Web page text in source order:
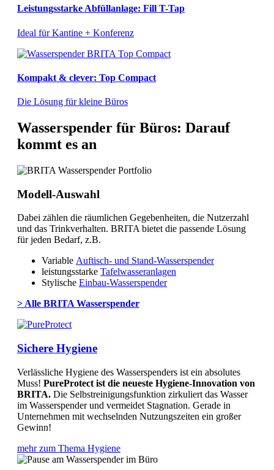
Leistungsstarke Abfüllanlage: Fill T-Tap
Ideal für Kantine + Konferenz
Kompakt & clever: Top Compact
Die Lösung für kleine Büros
Wasserspender für Büros: Darauf
kommt es an
Modell-Auswahl
Dabei zählen die räumlichen Gegebenheiten, die Nutzerzahl
und das Trinkverhalten. BRITA bietet die passende Lösung
für jeden Bedarf, z.B.
Variable Auftisch- und Stand-Wasserspender
leistungsstarke Tafelwasseranlagen
Stylische Einbau-Wasserspender
> Alle BRITA Wasserspender
Sichere Hygiene
Verlässliche Hygiene des Wasserspenders ist ein absolutes
Muss! PureProtect ist die neueste Hygiene-Innovation von
BRITA. Die Selbstreinigungsfunktion zirkuliert das Wasser
im Wasserspender und vermeidet Stagnation. Gerade in
Unternehmen mit wechselnden Nutzungszeiten ein großer
Gewinn!
mehr zum Thema Hygiene